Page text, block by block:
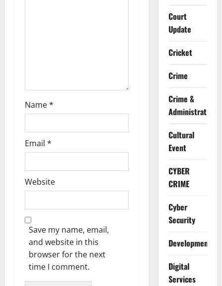
Name*
Email *
Website
Save my name, email,
and website in this
browser for the next
time I comment.
Court
Update
Cricket
Crime
Crime &
Administration
Cultural
Event
CYBER
CRIME
Cyber
Security
Development
Digital
Services